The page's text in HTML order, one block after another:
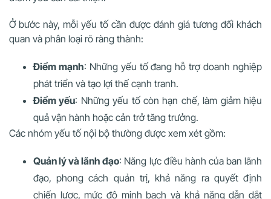
Ở bước này, mỗi yếu tố cần được đánh giá tương đối khách
quan và phân loại rõ ràng thành:
Điểm mạnh: Những yếu tố đang hỗ trợ doanh nghiệp
phát triển và tạo lợi thế cạnh tranh.
Điểm yếu: Những yếu tố còn hạn chế, làm giảm hiệu
quả vận hành hoặc cản trở tăng trưởng.
Các nhóm yếu tố nội bộ thường được xem xét gồm:
Quản lý và lãnh đạo: Năng lực điều hành của ban lãnh
đạo, phong cách quản trị, khả năng ra quyết định
chiến lược, mức độ minh bạch và khả năng dẫn dắt